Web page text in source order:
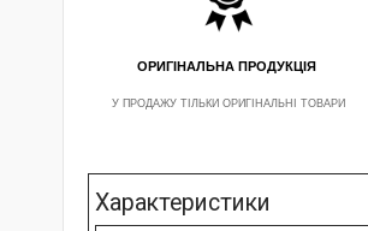
ОРИГІНАЛЬНА ПРОДУКЦІЯ
У ПРОДАЖУ ТІЛЬКИ ОРИГІНАЛЬНІ ТОВАРИ
Характеристики